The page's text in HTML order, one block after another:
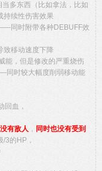
多东西（比如拿法，比如
持续性伤害效果
同时附带各种DEBUFF效
致移动速度下降
能，但是修改的严重烧伤
同时较大幅度削弱移动能
回血，
有敌人 ， 同时也没有受到
/3的HP，